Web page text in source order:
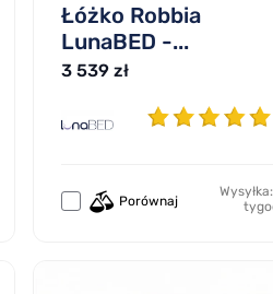
Łóżko Robbia
LunaBED -...
3 539 zł
Porównaj